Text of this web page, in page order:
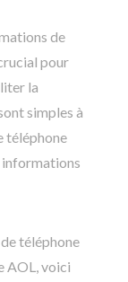
de
pour
la
simples à
téléphone
informations
téléphone
AOL, voici